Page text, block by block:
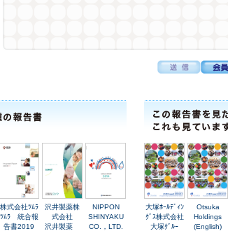
株式会社ﾂﾑﾗ
ﾂﾑﾗ 統合報
告書2019
沢井製薬株
式会社
沢井製薬
NIPPON
SHINYAKU
CO.，LTD.
大塚ﾎｰﾙﾃﾞｨﾝ
ｸﾞｽ株式会社
大塚ｸﾞﾙｰ
Otsuka
Holdings
(English)